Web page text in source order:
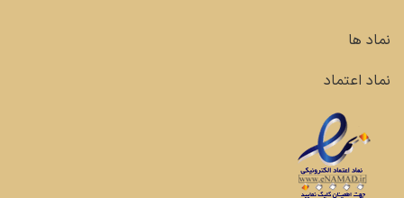
نماد ها
نماد اعتماد